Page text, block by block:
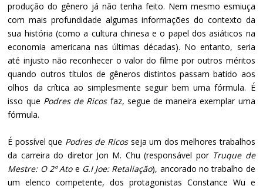
produção do gênero já não tenha feito. Nem mesmo esmiuça
com mais profundidade algumas informações do contexto da
sua história (como a cultura chinesa e o papel dos asiáticos na
economia americana nas últimas décadas). No entanto, seria
até injusto não reconhecer o valor do filme por outros méritos
quando outros títulos de gêneros distintos passam batido aos
olhos da crítica ao simplesmente seguir bem uma fórmula. É
isso que Podres de Ricos faz, segue de maneira exemplar uma
fórmula.
É possível que Podres de Ricos seja um dos melhores trabalhos
da carreira do diretor Jon M. Chu (responsável por Truque de
Mestre: O 2º Ato e G.I Joe: Retaliação), ancorado no trabalho de
um elenco competente, dos protagonistas Constance Wu e